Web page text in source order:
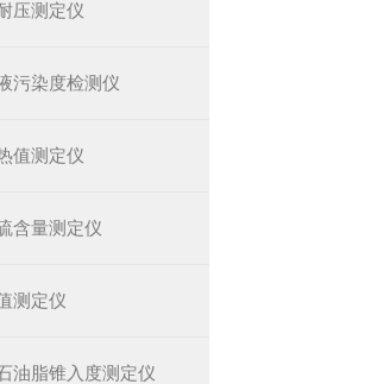
压测定仪
污染度检测仪
值测定仪
含量测定仪
测定仪
油脂锥入度测定仪